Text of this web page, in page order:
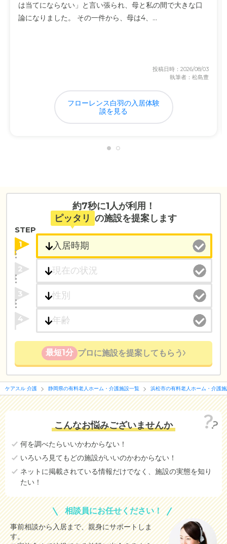
は当てにならない」と言い張られ、母と私の間で大きな口
論になりました。 その一件から、母は4、...
投稿日時：2026/08/03
執筆者：松島豊
フローレンス白羽の入居体験
談を見る
約7秒に1人が利用！
ピッタリ の施設を提案します
STEP
1
2
3
4
最短1分 プロに施設を提案してもらう
ケアスル 介護 静岡県の有料老人ホーム・介護施設一覧 浜松市の有料老人ホーム・介護
こんなお悩みございませんか
何を調べたらいいかわからない！
いろいろ見てもどの施設がいいのかわからない！
ネットに掲載されている情報だけでなく、施設の実態を知り
たい！
相談員にお任せください！
事前相談から入居まで、親身にサポートしま
す。